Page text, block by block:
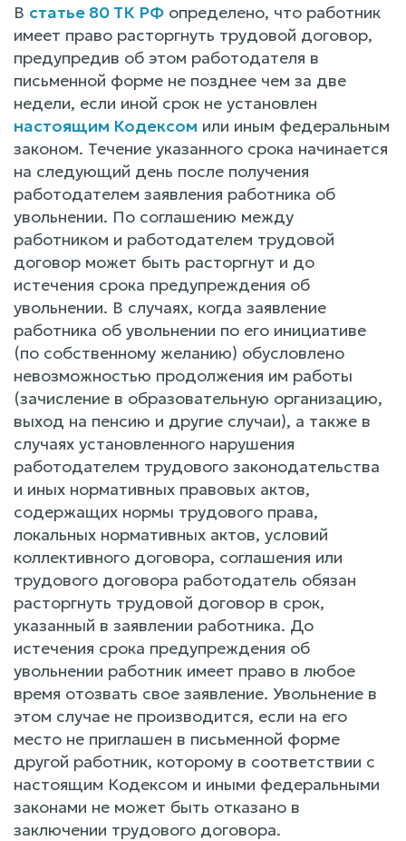
В статье 80 ТК РФ определено, что работник
имеет право расторгнуть трудовой договор,
предупредив об этом работодателя в
письменной форме не позднее чем за две
недели, если иной срок не установлен
настоящим Кодексом или иным федеральным
законом. Течение указанного срока начинается
на следующий день после получения
работодателем заявления работника об
увольнении. По соглашению между
работником и работодателем трудовой
договор может быть расторгнут и до
истечения срока предупреждения об
увольнении. В случаях, когда заявление
работника об увольнении по его инициативе
(по собственному желанию) обусловлено
невозможностью продолжения им работы
(зачисление в образовательную организацию,
выход на пенсию и другие случаи), а также в
случаях установленного нарушения
работодателем трудового законодательства
и иных нормативных правовых актов,
содержащих нормы трудового права,
локальных нормативных актов, условий
коллективного договора, соглашения или
трудового договора работодатель обязан
расторгнуть трудовой договор в срок,
указанный в заявлении работника. До
истечения срока предупреждения об
увольнении работник имеет право в любое
время отозвать свое заявление. Увольнение в
этом случае не производится, если на его
место не приглашен в письменной форме
другой работник, которому в соответствии с
настоящим Кодексом и иными федеральными
законами не может быть отказано в
заключении трудового договора.